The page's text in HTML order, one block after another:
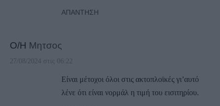
ΑΠΆΝΤΗΣΗ
Ο/Η Μητσος
27/08/2024 στις 06:22
Είναι μέτοχοι όλοι στις ακτοπλοϊκές γι’αυτό
λένε ότι είναι νορμάλ η τιμή του εισιτηρίου.